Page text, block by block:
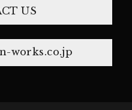
US
works.co.jp